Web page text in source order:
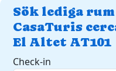
Sök lediga
CasaTuris
El Altet AT101
Check-in